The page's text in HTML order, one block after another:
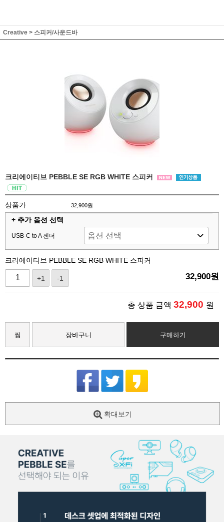
Creative > 스피커/사운드바
크리에이티브 PEBBLE SE RGB WHITE 스피커
상품가 32,900원
+ 추가 옵션 선택
USB-C to A 젠더
크리에이티브 PEBBLE SE RGB WHITE 스피커
+1 -1 32,900원
총 상품 금액 32,900 원
찜 장바구니 구매하기
확대보기